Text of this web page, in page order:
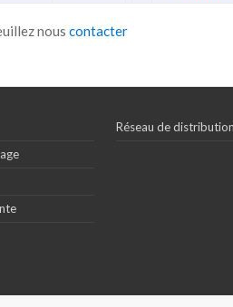
nous contacter
Réseau de distribution